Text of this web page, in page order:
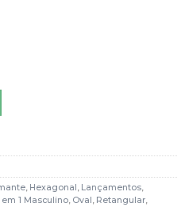
Hexagonal Tartaruga e Cinza Juliano
, Hexagonal , Lançamentos,
1 Masculino, Oval , Retangular,